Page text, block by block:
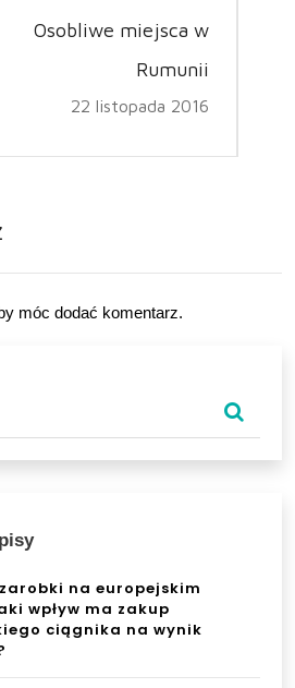
Osobliwe miejsca w
Rumunii
22 listopada 2016
móc dodać komentarz.
na europejskim
wpływ ma zakup
ciągnika na wynik